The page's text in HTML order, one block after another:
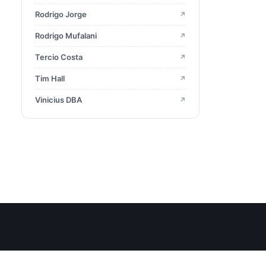
2017 23
2016
2015 13
Rodrigo Jorge ↗
Rodrigo Mufalani ↗
Tercio Costa ↗
Tim Hall ↗
Vinicius DBA ↗